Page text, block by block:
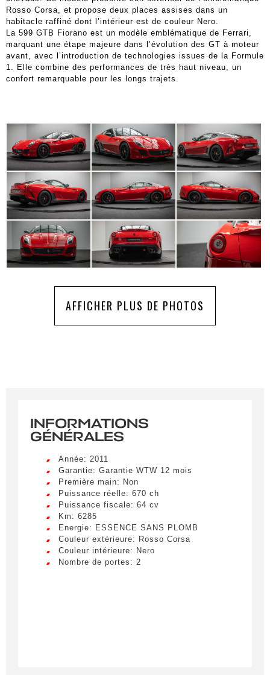
Créer une alerte
Remplissez le formulaire ci-dessous pour recevoir
une notification par e-mail dès qu’un véhicule
correspondant à vos critères sera disponible.
Civilité
Rosso Corsa, et propose deux places assises dans un
habitacle raffiné dont l’intérieur est de couleur Nero.
La 599 GTB Fiorano est un modèle emblématique de Ferrari,
marquant une étape majeure dans l’évolution des GT à moteur
avant, avec l’introduction de technologies issues de la Formule
1. Elle combine des performances de très haut niveau, un
confort remarquable pour les longs trajets.
AFFICHER PLUS DE PHOTOS
INFORMATIONS
GÉNÉRALES
Année: 2011
Garantie: Garantie WTW 12 mois
Première main: Non
Puissance réelle: 670 ch
Puissance fiscale: 64 cv
Km: 6285
Energie: ESSENCE SANS PLOMB
Couleur extérieure: Rosso Corsa
Couleur intérieure: Nero
Nombre de portes: 2